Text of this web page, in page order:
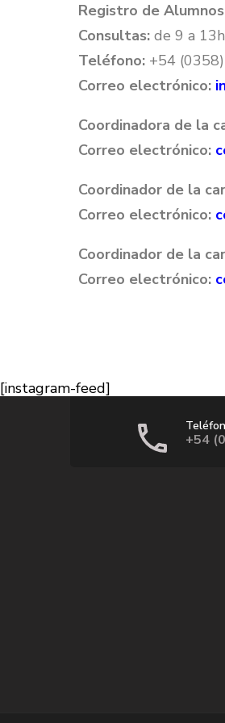
Registro de
Consultas: de 9 a
Teléfono: +54
Correo electrónico:
Coordinadora de la
Correo electrónico:
Coordinador de la
Correo electrónico:
Coordinador de la
Correo electrónico:
[instagram-feed]
+54